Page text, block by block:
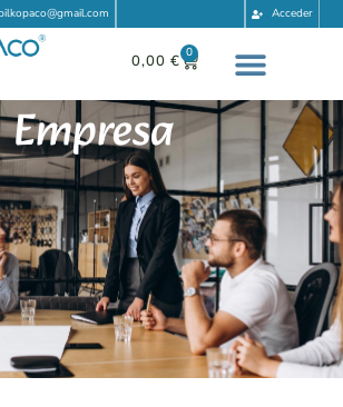
Acceder
0,00 € 0
Empresa